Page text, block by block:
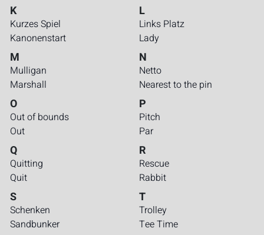
K
Kurzes Spiel
Kanonenstart
L
Links Platz
Lady
M
Mulligan
Marshall
N
Netto
Nearest to the pin
O
Out of bounds
Out
P
Pitch
Par
Q
Quitting
Quit
R
Rescue
Rabbit
S
Schenken
Sandbunker
T
Trolley
Tee Time